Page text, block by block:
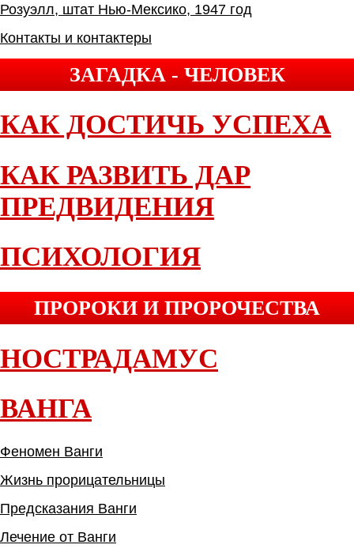
Розуэлл, штат Нью-Мексико, 1947 год
Контакты и контактеры
ЗАГАДКА - ЧЕЛОВЕК
КАК ДОСТИЧЬ УСПЕХА
КАК РАЗВИТЬ ДАР
ПРЕДВИДЕНИЯ
ПСИХОЛОГИЯ
ПРОРОКИ И ПРОРОЧЕСТВА
НОСТРАДАМУС
ВАНГА
Феномен Ванги
Жизнь прорицательницы
Предсказания Ванги
Лечение от Ванги